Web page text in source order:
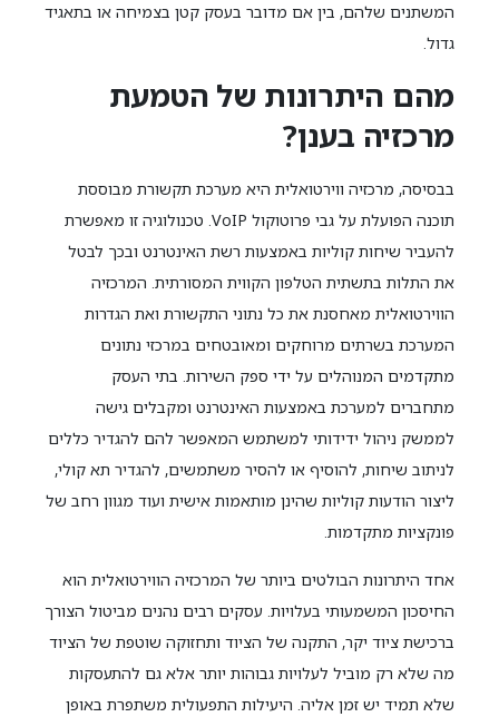
המשתנים שלהם, בין אם מדובר בעסק קטן בצמיחה או בתאגיד
גדול.
מהם היתרונות של הטמעת
מרכזיה בענן?
בבסיסה, מרכזיה ווירטואלית היא מערכת תקשורת מבוססת
תוכנה הפועלת על גבי פרוטוקול VoIP. טכנולוגיה זו מאפשרת
להעביר שיחות קוליות באמצעות רשת האינטרנט ובכך לבטל
את התלות בתשתית הטלפון הקווית המסורתית. המרכזיה
הווירטואלית מאחסנת את כל נתוני התקשורת ואת הגדרות
המערכת בשרתים מרוחקים ומאובטחים במרכזי נתונים
מתקדמים המנוהלים על ידי ספק השירות. בתי העסק
מתחברים למערכת באמצעות האינטרנט ומקבלים גישה
לממשק ניהול ידידותי למשתמש המאפשר להם להגדיר כללים
לניתוב שיחות, להוסיף או להסיר משתמשים, להגדיר תא קולי,
ליצור הודעות קוליות שהינן מותאמות אישית ועוד מגוון רחב של
פונקציות מתקדמות.
אחד היתרונות הבולטים ביותר של המרכזיה הווירטואלית הוא
החיסכון המשמעותי בעלויות. עסקים רבים נהנים מביטול הצורך
ברכישת ציוד יקר, התקנה של הציוד ותחזוקה שוטפת של הציוד
מה שלא רק מוביל לעלויות גבוהות יותר אלא גם להתעסקות
שלא תמיד יש זמן אליה. היעילות התפעולית משתפרת באופן